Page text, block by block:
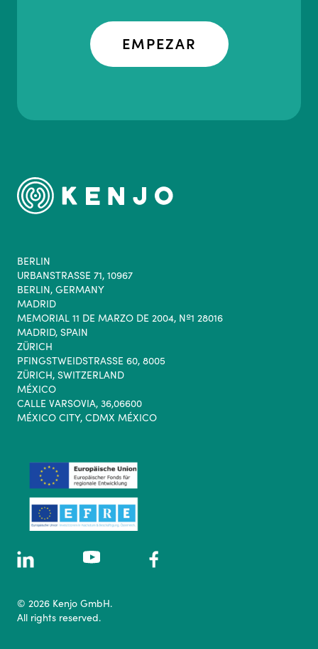
EMPEZAR
BERLIN
URBANSTRASSE 71, 10967
BERLIN, GERMANY
MADRID
MEMORIAL 11 DE MARZO DE 2004, Nº1 28016
MADRID, SPAIN
ZÜRICH
PFINGSTWEIDSTRASSE 60, 8005
ZÜRICH, SWITZERLAND
MÉXICO
CALLE VARSOVIA, 36,06600
MÉXICO CITY, CDMX MÉXICO
© 2026 Kenjo GmbH.
All rights reserved.